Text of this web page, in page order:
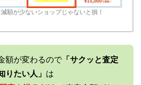
額が少ないショップじゃないと損！
額が変わるので「サクッと査定
りたい人」 は